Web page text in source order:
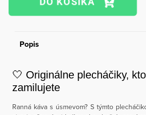
Popis
🤍 Originálne plecháčiky,
zamilujete
Ranná káva s úsmevom? S týmto